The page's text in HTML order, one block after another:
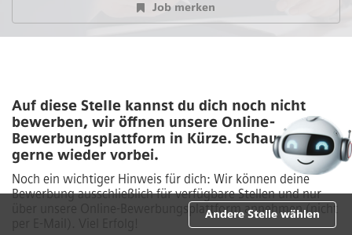
Job merken
Auf diese Stelle kannst du dich noch nicht
bewerben, wir öffnen unsere Online-
Bewerbungsplattform in Kürze. Schau also
gerne wieder vorbei.
Noch ein wichtiger Hinweis für dich: Wir können deine
Bewerbung ausschließlich für verfügbare Stellen und nur
über unsere Online-Bewerbungsplattform annehmen (nicht
Andere Stelle wählen